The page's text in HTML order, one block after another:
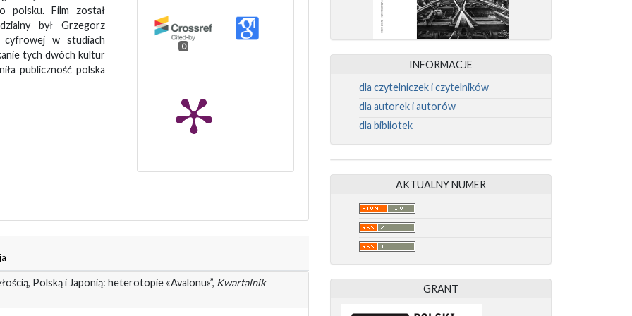
polsku. Film został
był Grzegorz
cyfrowej w studiach
tych dwóch kultur
publiczność polska
0
Polską i Japonią: heterotopie «Avalonu»”, Kwartalnik
INFORMACJE
dla czytelniczek i czytelników
dla autorek i autorów
dla bibliotek
AKTUALNY NUMER
GRANT